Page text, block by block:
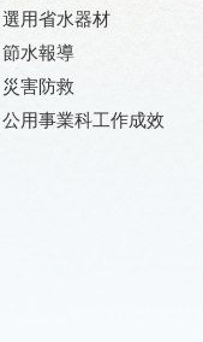
選用省水器材
節水報導
災害防救
公用事業科工作成效